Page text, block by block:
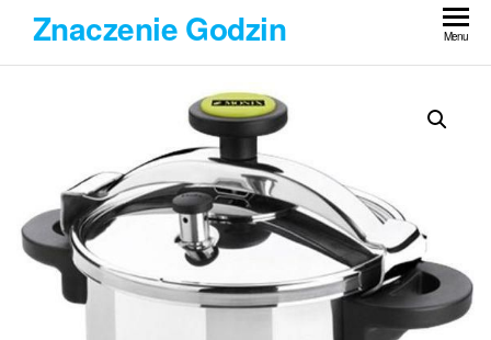
Przejdź
treści
Znaczenie Godzin Menu